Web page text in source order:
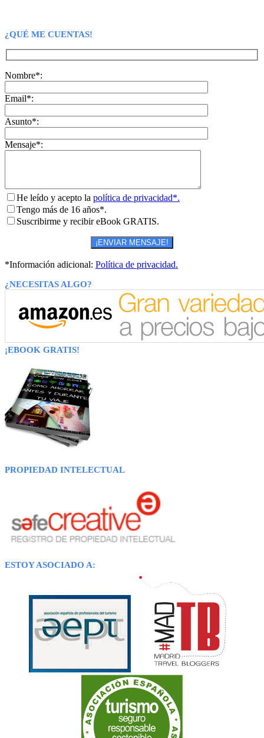
¿QUÉ ME CUENTAS!
Nombre*:
Email*:
Asunto*:
Mensaje*:
He leído y acepto la política de privacidad*.
Tengo más de 16 años*.
Suscribirme y recibir eBook GRATIS.
*Información adicional: Política de privacidad.
¿NECESITAS ALGO?
¡EBOOK GRATIS!
PROPIEDAD INTELECTUAL
ESTOY ASOCIADO A: